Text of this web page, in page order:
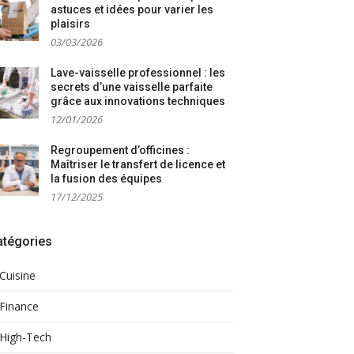
astuces et idées pour varier les
plaisirs
03/03/2026
Lave-vaisselle professionnel : les
secrets d’une vaisselle parfaite
grâce aux innovations techniques
12/01/2026
Regroupement d’officines :
Maîtriser le transfert de licence et
la fusion des équipes
17/12/2025
Cuisine
Finance
High-Tech